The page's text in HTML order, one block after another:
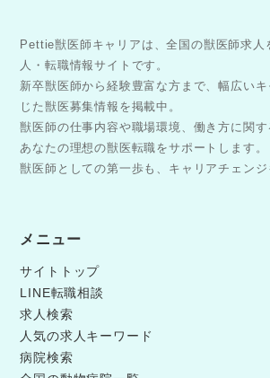
Pettie獣医師キャリアは、全国の獣医師求人
人・転職情報サイトです。
新卒獣医師から経験豊富な方まで、幅広い
じた獣医募集情報を掲載中。
獣医師の仕事内容や職場環境、働き方に関す
あなたの理想の獣医転職をサポートします。
獣医師としての第一歩も、キャリアチェンジ
メニュー
サイトトップ
LINE転職相談
求人検索
人気の求人キーワード
病院検索